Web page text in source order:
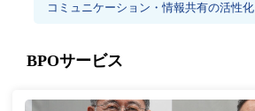
コミュニケーション・情報共有の活性化
BPOサービス